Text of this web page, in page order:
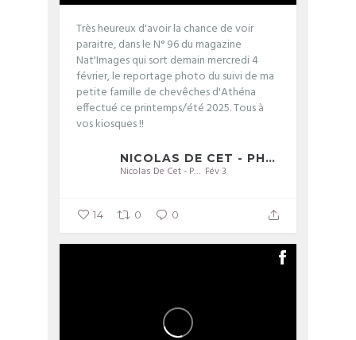
Très heureux d'avoir la chance de voir
paraitre, dans le N° 96 du magazine
Nat'Images qui sort demain mercredi 4
février, le reportage photo du suivi de ma
petite famille de chevêches d'Athéna
effectué ce printemps/été 2025. Tous à
vos kiosques !!
NICOLAS DE CET - PHOTOGRAPHIE
Nicolas De Cet - Photographie Fév 3
14 0 0